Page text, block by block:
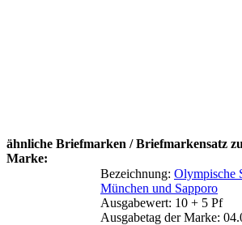
ähnliche Briefmarken / Briefmarkensatz
Marke:
Bezeichnung: Olympische
München und Sapporo
Ausgabewert: 10 + 5 Pf
Ausgabetag der Marke: